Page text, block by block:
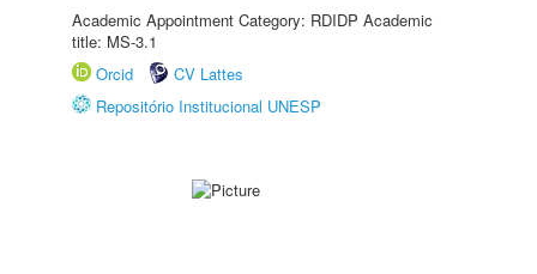
Academic Appointment Category: RDIDP Academic
title: MS-3.1
Orcid
CV Lattes
Repositório Institucional UNESP